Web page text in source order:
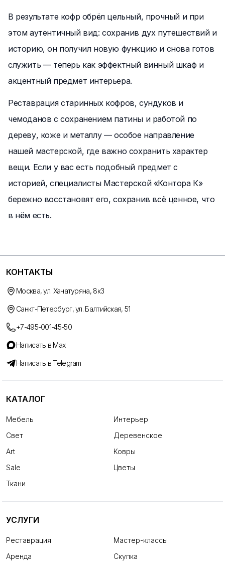
В результате кофр обрёл цельный, прочный и при
этом аутентичный вид: сохранив дух путешествий и
историю, он получил новую функцию и снова готов
служить — теперь как эффектный винный шкаф и
акцентный предмет интерьера.
Реставрация старинных кофров, сундуков и
чемоданов с сохранением патины и работой по
дереву, коже и металлу — особое направление
нашей мастерской, где важно сохранить характер
вещи. Если у вас есть подобный предмет с
историей, специалисты Мастерской «Контора К»
бережно восстановят его, сохранив всё ценное, что
в нём есть.
КОНТАКТЫ
Москва, ул. Хачатуряна, 8к3
Санкт-Петербург, ул. Балтийская, 51
+7-495-001-45-50
Написать в Max
Написать в Telegram
КАТАЛОГ
Мебель
Интерьер
Свет
Деревенское
Art
Ковры
Sale
Цветы
Ткани
УСЛУГИ
Реставрация
Мастер-классы
Аренда
Скупка